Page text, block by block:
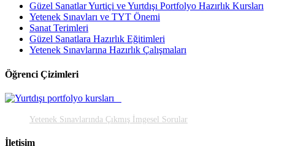
Güzel Sanatlar Yurtiçi ve Yurtdışı Portfolyo Hazırlık Kursları
Yetenek Sınavları ve TYT Önemi
Sanat Terimleri
Güzel Sanatlara Hazırlık Eğitimleri
Yetenek Sınavlarına Hazırlık Çalışmaları
Öğrenci Çizimleri
Yetenek Sınavlarında Çıkmış İmgesel Sorular
İletişim